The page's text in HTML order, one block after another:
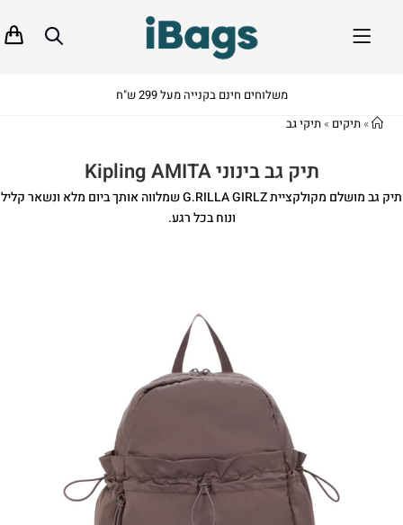
משלוחים חינם בקנייה מעל 299 ש"ח
»תיקים »תיקי גב
תיק גב בינוני Kipling AMITA
תיק גב מושלם מקולקציית G.RILLA GIRLZ שמלווה אותך ביום מלא ונשאר קליל
ונוח בכל רגע.